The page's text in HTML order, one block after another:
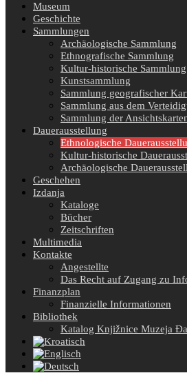
Museum
Geschichte
Sammlungen
Archäologische Sammlung
Ethnografische Sammlung
Kultur-historische Sammlung
Kunstsammlung
Sammlung geografischer
Sammlung aus dem
Sammlung der
Dauerausstellung
Ethnologische
Kultur-historische
Archäologische
Geschehen
Izdanja
Kataloge
Bücher
Zeitschriften
Multimedia
Kontakte
Angestellte
Das Recht auf Zugang zu
Finanzplan
Finanzielle Informationen
Bibliothek
Katalog Knjižnice Muzeja